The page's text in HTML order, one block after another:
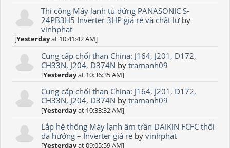
Thi công Máy lạnh tủ đứng PANASONIC S-
24PB3H5 Inverter 3HP giá rẻ và chất lưby
vinhphat
[Yesterdayat 10:41:42 AM]
Cung cấp chổi than China: J164, J201, D172,
CH33N, J204, D374N bytramanh09
[Yesterdayat 10:36:35 AM]
Cung cấp chổi than China: J164, J201, D172,
CH33N, J204, D374N bytramanh09
[Yesterdayat 10:33:32 AM]
Lắp hệ thống Máy lạnh âm trần DAIKIN FCFC thổi
đa hướng – Inverter giá rẻ byvinhphat
[Yesterdayat 09:05:59 AM]